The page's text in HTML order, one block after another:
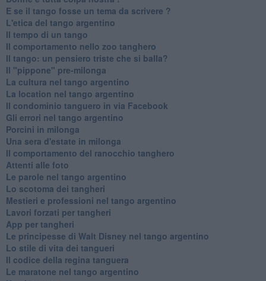
E se il tango fosse un tema da scrivere ?
L'etica del tango argentino
Il tempo di un tango
Il comportamento nello zoo tanghero
Il tango: un pensiero triste che si balla?
Il "pippone" pre-milonga
La cultura nel tango argentino
La location nel tango argentino
Il condominio tanguero in via Facebook
Gli errori nel tango argentino
Porcini in milonga
Una sera d'estate in milonga
Il comportamento del ranocchio tanghero
Attenti alle foto
Le parole nel tango argentino
Lo scotoma dei tangheri
Mestieri e professioni nel tango argentino
Lavori forzati per tangheri
App per tangheri
Le principesse di Walt Disney nel tango argentino
Lo stile di vita dei tangueri
Il codice della regina tanguera
Le maratone nel tango argentino